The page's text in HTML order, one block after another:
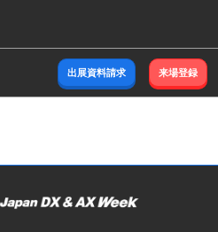
出展資料請求 来場登録